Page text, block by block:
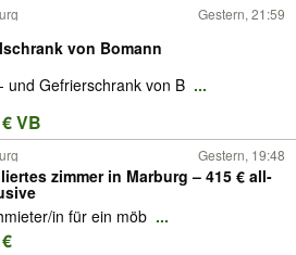
Gestern, 21:59
von Bomann
und Gefrierschrank von B ...
VB
Gestern, 19:48
zimmer in Marburg – 415 € all-
in für ein möb ...